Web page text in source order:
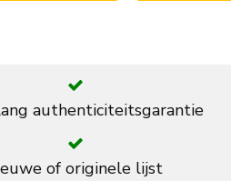
authenticiteitsgarantie
of originele lijst